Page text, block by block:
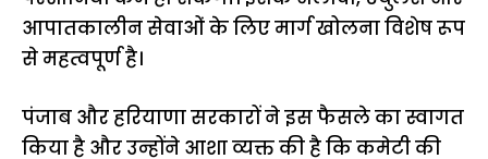
आपातकालीन सेवाओं के लिए मार्ग खोलना विशेष रूप
से महत्वपूर्ण है।
पंजाब और हरियाणा सरकारों ने इस फैसले का स्वागत
किया है और उन्होंने आशा व्यक्त की है कि कमेटी की